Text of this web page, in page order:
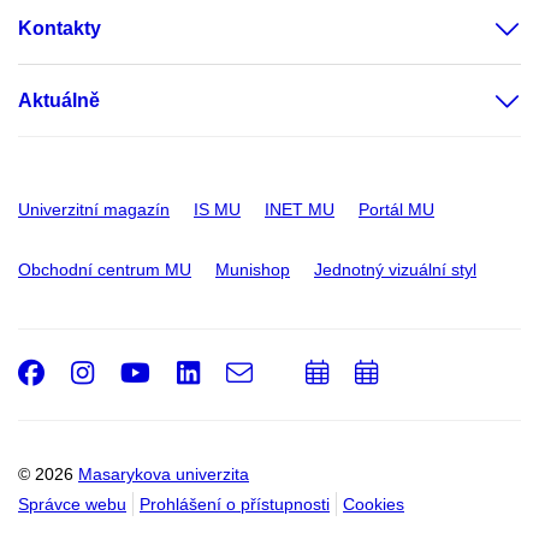
Kontakty
Aktuálně
Univerzitní magazín IS MU INET MU Portál MU
Obchodní centrum MU Munishop Jednotný vizuální styl
© 2026 Masarykova univerzita
Správce webu
Prohlášení o přístupnosti Cookies
Facebook
Instagram
Youtube
LinkedIn
e-
PřidatPřidat